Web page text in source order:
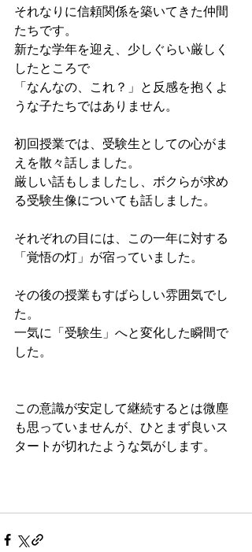
それなりに信頼関係を築いてきた仲間
たちです。
新たな学年を迎え、少しぐらい厳しく
したところで
「なんなの、これ？」と反感を抱くよ
うな子たちではありません。
初回授業では、受験生としての心がま
えを散々話しました。
厳しい話もしましたし、ボクらが求め
る受験生像についても話しました。
それぞれの目には、この一年に対する
「覚悟の灯」が宿っていました。
その後の授業もすばらしい雰囲気でし
た。
一気に「受験生」へと変化した瞬間で
した。
この意識が安定して継続するとは微塵
も思っていませんが、ひとまず良いス
タートが切れたような気がします。